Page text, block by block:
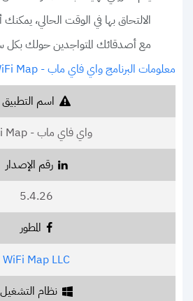
الالتحاق بها في الوقت الحالي،
مع أصدقائك المتواجدين حولك بكل
معلومات البرنامج واي فاي ماب - WiFi Map
اسم التطبيق
واي فاي ماب - WiFi Map
رقم الإصدار
5.4.26
المطور
WiFi Map LLC
نظام التشغيل